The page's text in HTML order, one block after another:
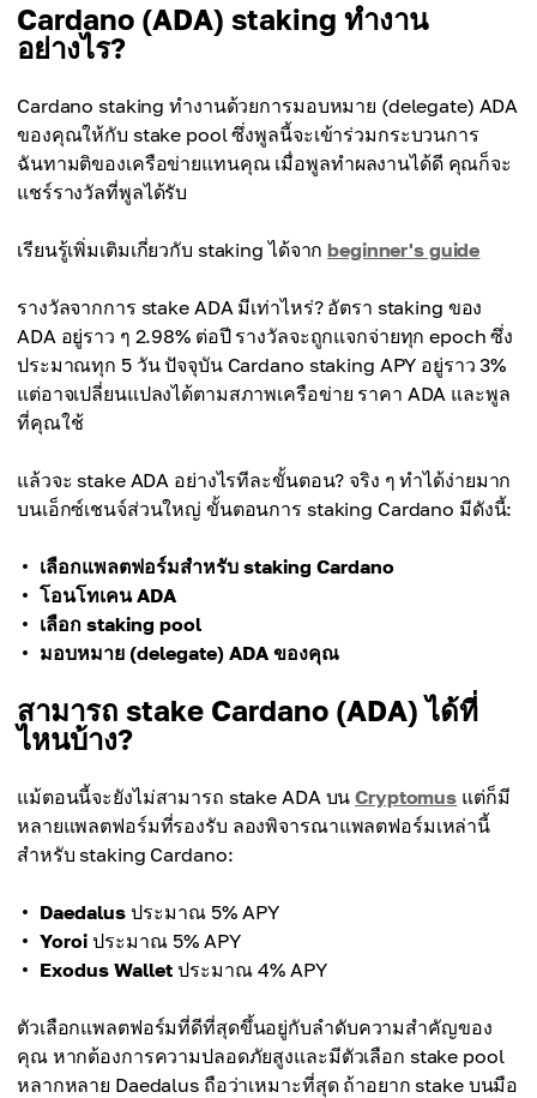
Cardano (ADA) staking ทำงาน
อย่างไร?
Cardano staking ทำงานด้วยการมอบหมาย (delegate) ADA
ของคุณให้กับ stake pool ซึ่งพูลนี้จะเข้าร่วมกระบวนการ
ฉันทามติของเครือข่ายแทนคุณ เมื่อพูลทำผลงานได้ดี คุณก็จะ
แชร์รางวัลที่พูลได้รับ
เรียนรู้เพิ่มเติมเกี่ยวกับ staking ได้จากbeginner's guide
รางวัลจากการ stake ADA มีเท่าไหร่? อัตรา staking ของ
ADA อยู่ราว ๆ 2.98% ต่อปี รางวัลจะถูกแจกจ่ายทุก epoch ซึ่ง
ประมาณทุก 5 วัน ปัจจุบัน Cardano staking APY อยู่ราว 3%
แต่อาจเปลี่ยนแปลงได้ตามสภาพเครือข่าย ราคา ADA และพูล
ที่คุณใช้
แล้วจะ stake ADA อย่างไรทีละขั้นตอน? จริง ๆ ทำได้ง่ายมาก
บนเอ็กซ์เชนจ์ส่วนใหญ่ ขั้นตอนการ staking Cardano มีดังนี้:
เลือกแพลตฟอร์มสำหรับ staking Cardano
โอนโทเคน ADA
เลือก staking pool
มอบหมาย (delegate) ADA ของคุณ
สามารถ stake Cardano (ADA) ได้ที่
ไหนบ้าง?
แม้ตอนนี้จะยังไม่สามารถ stake ADA บนCryptomus แต่ก็มี
หลายแพลตฟอร์มที่รองรับ ลองพิจารณาแพลตฟอร์มเหล่านี้
สำหรับ staking Cardano:
Daedalus ประมาณ 5% APY
Yoroi ประมาณ 5% APY
Exodus Wallet ประมาณ 4% APY
ตัวเลือกแพลตฟอร์มที่ดีที่สุดขึ้นอยู่กับลำดับความสำคัญของ
คุณ หากต้องการความปลอดภัยสูงและมีตัวเลือก stake pool
หลากหลาย Daedalus ถือว่าเหมาะที่สุด ถ้าอยาก stake บนมือ